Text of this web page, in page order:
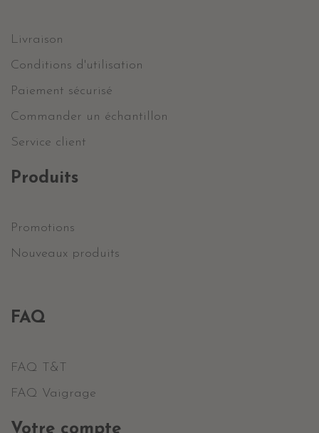
Livraison
Conditions d'utilisation
Paiement sécurisé
Commander un échantillon
Service client
Produits
Promotions
Nouveaux produits
FAQ
FAQ T&T
FAQ Vaigrage
Votre compte